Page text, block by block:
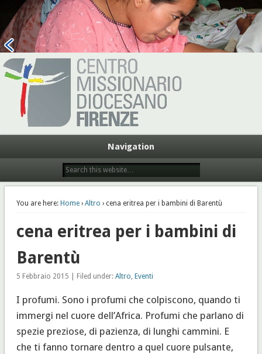
Centro Missionario Diocesano
Firenze
Navigation
You are here: Home› Altro › cena eritrea per i bambini di Barentù
cena eritrea per i bambini di
Barentù
5 Febbraio 2015 | Filed under: Altro Eventi
I profumi. Sono i profumi che colpiscono, quando ti
immergi nel cuore dell’Africa. Profumi che parlano di
spezie preziose, di pazienza, di lunghi cammini. E
che ti fanno tornare dentro a quel cuore pulsante,